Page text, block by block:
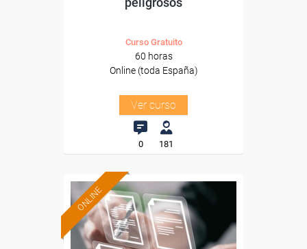
Curso Gratuito
60 horas
Online (toda España)
Ver curso
0 181
ONLINE
Formación 100%
subvencionada.